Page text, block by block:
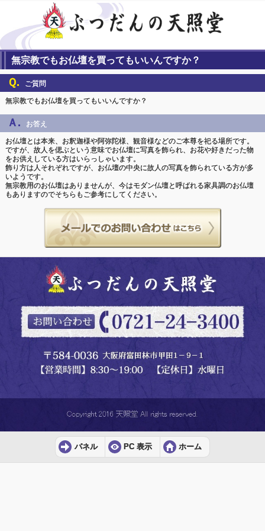
無宗教でもお仏壇を買ってもいいんですか？
Ｑ. ご質問
無宗教でもお仏壇を買ってもいいんですか？
Ａ. お答え
お仏壇とは本来、お釈迦様や阿弥陀様、観音様などのご本尊を祀る場所です。
ですが、故人を偲ぶという意味でお仏壇に写真を飾られ、お花や好きだった物
をお供えしている方はいらっしゃいます。
飾り方は人それぞれですが、お仏壇の中央に故人の写真を飾られている方が多
いようです。
無宗教用のお仏壇はありませんが、今はモダン仏壇と呼ばれる家具調のお仏壇
もありますのでそちらもご参考にしてください。
パネル PC 表示 ホーム